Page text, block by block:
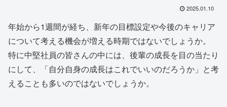
2025.01.10
年始から1週間が経ち、新年の目標設定や今後のキャリア
について考える機会が増える時期ではないでしょうか。
特に中堅社員の皆さんの中には、後輩の成長を目の当たり
にして、「自分自身の成長はこれでいいのだろうか」と考
えることも多いのではないでしょうか。